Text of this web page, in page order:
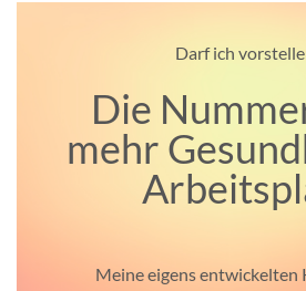
Darf ich
Die
mehr
Meine eigens entwickelten